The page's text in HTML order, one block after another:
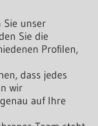
Sie unser
Sie die
Profilen,
dass jedes
wir
auf Ihre